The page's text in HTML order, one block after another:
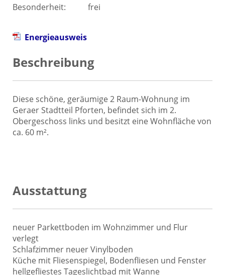
Besonderheit:
frei
Energieausweis
Beschreibung
Diese schöne, geräumige 2 Raum-Wohnung im
Geraer Stadtteil Pforten, befindet sich im 2.
Obergeschoss links und besitzt eine Wohnfläche von
ca. 60 m².
Ausstattung
neuer Parkettboden im Wohnzimmer und Flur
verlegt
Schlafzimmer neuer Vinylboden
Küche mit Fliesenspiegel, Bodenfliesen und Fenster
hellgefliestes Tageslichtbad mit Wanne